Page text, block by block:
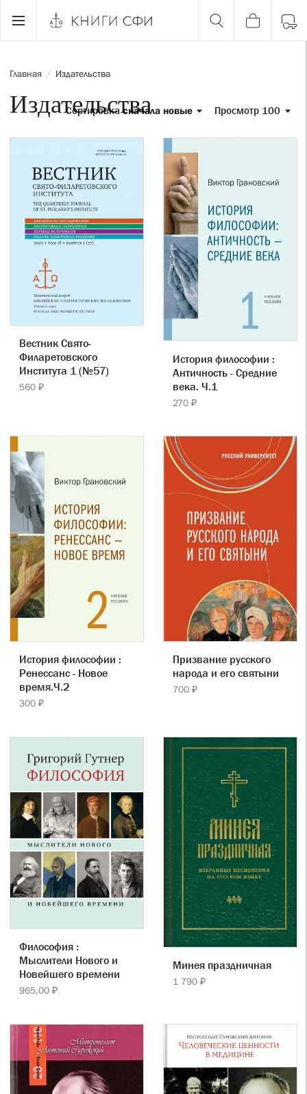
Главная / Издательства
Издательства Просмотр 100
Сортировкасначала новые
Вестник Свято-
Филаретовского
Института 1 (№57)
560 ₽
История философии :
Античность - Средние
века. Ч.1
270 ₽
История философии :
Ренессанс - Новое
время.Ч.2
300 ₽
Призвание русского
народа и его святыни
700 ₽
Философия :
Мыслители Нового и
Новейшего времени
965,00 ₽
Минея праздничная
1 790 ₽